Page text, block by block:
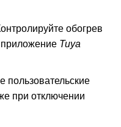
обогрев
приложение Tuya
пользовательские
при отключении